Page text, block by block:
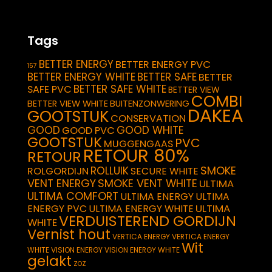
Tags
157 BETTER ENERGYBETTER ENERGY PVC
BETTER ENERGY WHITEBETTER SAFEBETTER
SAFE PVC BETTER SAFE WHITEBETTER VIEW
BETTER VIEW WHITEBUITENZONWERING COMBI
GOOTSTUKCONSERVATION DAKEA
GOOD GOOD PVC GOOD WHITE
GOOTSTUKMUGGENGAAS PVC
RETOUR RETOUR 80%
ROLGORDIJN ROLLUIKSECURE WHITE SMOKE
VENT ENERGYSMOKE VENT WHITE ULTIMA
ULTIMA COMFORT ULTIMA ENERGYULTIMA
ENERGY PVC ULTIMA ENERGY WHITE ULTIMA
WHITEVERDUISTEREND GORDIJN
Vernist hout VERTICA ENERGYVERTICA ENERGY
WHITEVISION ENERGYVISION ENERGY WHITEWit
gelakt ZOZ